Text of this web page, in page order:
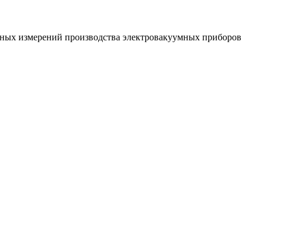
измерений производства электровакуумных приборов